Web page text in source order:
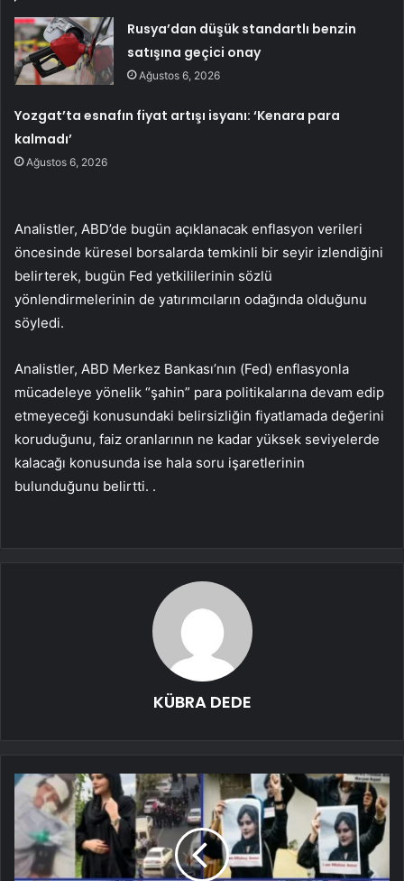
Rusya’dan düşük standartlı benzin
satışına geçici onay
Ağustos 6, 2026
Yozgat’ta esnafın fiyat artışı isyanı: ‘Kenara para
kalmadı’
Ağustos 6, 2026
Analistler, ABD’de bugün açıklanacak enflasyon verileri
öncesinde küresel borsalarda temkinli bir seyir izlendiğini
belirterek, bugün Fed yetkililerinin sözlü
yönlendirmelerinin de yatırımcıların odağında olduğunu
söyledi.
Analistler, ABD Merkez Bankası’nın (Fed) enflasyonla
mücadeleye yönelik “şahin” para politikalarına devam edip
etmeyeceği konusundaki belirsizliğin fiyatlamada değerini
koruduğunu, faiz oranlarının ne kadar yüksek seviyelerde
kalacağı konusunda ise hala soru işaretlerinin
bulunduğunu belirtti. .
KÜBRA DEDE